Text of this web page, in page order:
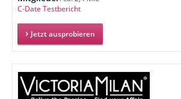
C-Date Testbericht
Jetzt ausprobieren